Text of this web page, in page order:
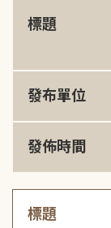
標題
發布單位
發佈時間
標題